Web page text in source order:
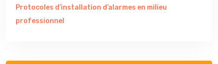
Protocoles d’installation d’alarmes en milieu
professionnel